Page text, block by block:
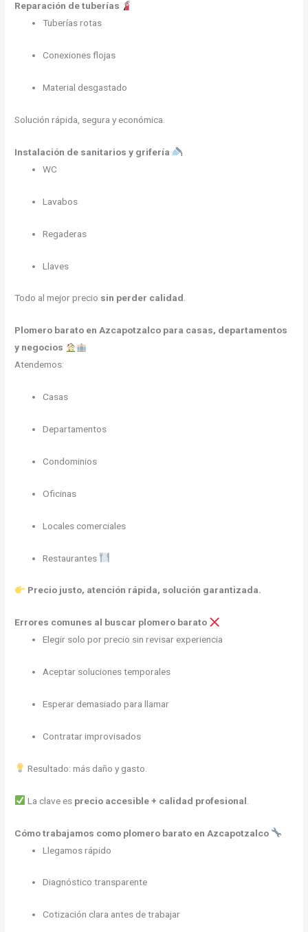
Reparación de tuberías
Tuberías rotas
Conexiones flojas
Material desgastado
Solución rápida, segura y económica.
Instalación de sanitarios y grifería
WC
Lavabos
Regaderas
Llaves
Todo al mejor precio sin perder calidad.
Plomero barato en Azcapotzalco para casas, departamentos
y negocios
Atendemos:
Casas
Departamentos
Condominios
Oficinas
Locales comerciales
Restaurantes
Precio justo, atención rápida, solución garantizada.
Errores comunes al buscar plomero barato
Elegir solo por precio sin revisar experiencia
Aceptar soluciones temporales
Esperar demasiado para llamar
Contratar improvisados
Resultado: más daño y gasto.
La clave es precio accesible + calidad profesional
Cómo trabajamos como plomero barato en Azcapotzalco
Llegamos rápido
Diagnóstico transparente
Cotización clara antes de trabajar